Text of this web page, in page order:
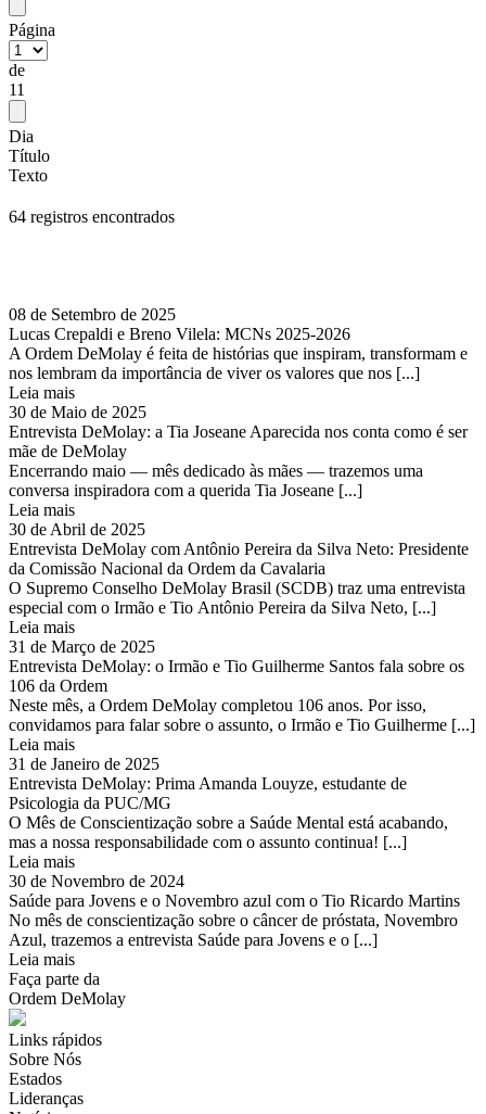
Página
de
11
Dia
Título
Texto
64 registros encontrados
08 de Setembro de 2025
Lucas Crepaldi e Breno Vilela: MCNs 2025-2026
A Ordem DeMolay é feita de histórias que inspiram, transformam e
nos lembram da importância de viver os valores que nos [...]
Leia mais
30 de Maio de 2025
Entrevista DeMolay: a Tia Joseane Aparecida nos conta como é ser
mãe de DeMolay
Encerrando maio — mês dedicado às mães — trazemos uma
conversa inspiradora com a querida Tia Joseane [...]
Leia mais
30 de Abril de 2025
Entrevista DeMolay com Antônio Pereira da Silva Neto: Presidente
da Comissão Nacional da Ordem da Cavalaria
O Supremo Conselho DeMolay Brasil (SCDB) traz uma entrevista
especial com o Irmão e Tio Antônio Pereira da Silva Neto, [...]
Leia mais
31 de Março de 2025
Entrevista DeMolay: o Irmão e Tio Guilherme Santos fala sobre os
106 da Ordem
Neste mês, a Ordem DeMolay completou 106 anos. Por isso,
convidamos para falar sobre o assunto, o Irmão e Tio Guilherme [...]
Leia mais
31 de Janeiro de 2025
Entrevista DeMolay: Prima Amanda Louyze, estudante de
Psicologia da PUC/MG
O Mês de Conscientização sobre a Saúde Mental está acabando,
mas a nossa responsabilidade com o assunto continua! [...]
Leia mais
30 de Novembro de 2024
Saúde para Jovens e o Novembro azul com o Tio Ricardo Martins
No mês de conscientização sobre o câncer de próstata, Novembro
Azul, trazemos a entrevista Saúde para Jovens e o [...]
Leia mais
Faça parte da
Ordem DeMolay
Links rápidos
Sobre Nós
Estados
Lideranças